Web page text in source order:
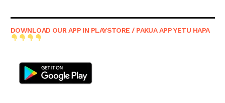
DOWNLOAD OUR APP IN PLAYSTORE / PAKUA APP YETU HAPA